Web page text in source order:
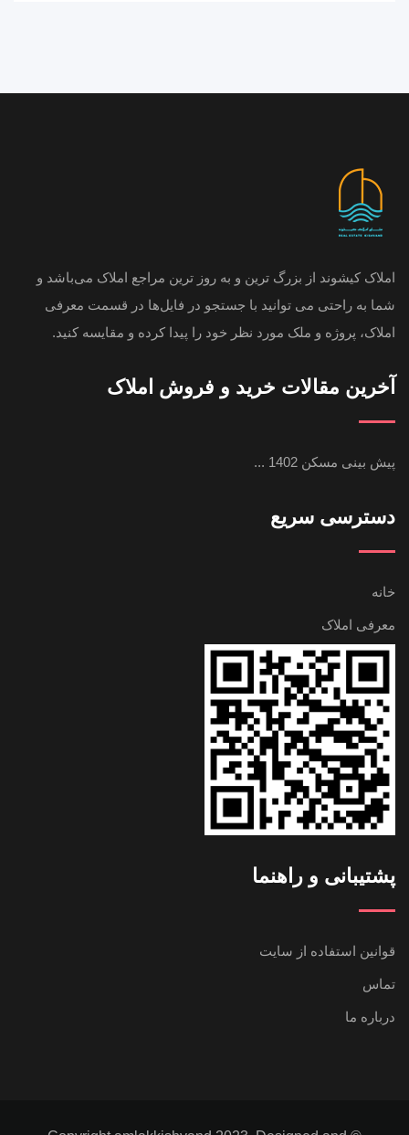
املاک کیشوند از بزرگ ترین و به روز ترین مراجع املاک می‌باشد و
شما به راحتی می توانید با جستجو در فایل‌ها در قسمت معرفی
املاک، پروژه و ملک مورد نظر خود را پیدا کرده و مقایسه کنید.
آخرین مقالات خرید و فروش املاک
پیش بینی مسکن 1402 ...
دسترسی سریع
خانه
معرفی املاک
پشتیبانی و راهنما
قوانین استفاده از سایت
تماس
درباره ما